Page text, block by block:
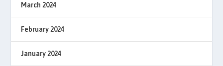
March 2024
February 2024
January 2024